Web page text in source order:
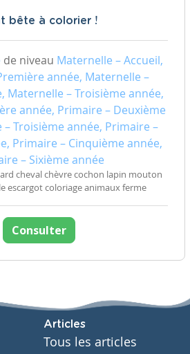
bête à colorier !
de niveau Maternelle – Accueil,
année, Maternelle –
Maternelle – Troisième année,
année, Primaire – Deuxième
Troisième année, Primaire –
Primaire – Cinquième année,
– Sixième année
cheval chèvre cochon lapin mouton
escargot coloriage animaux ferme
Consulter
Articles
Tous les articles